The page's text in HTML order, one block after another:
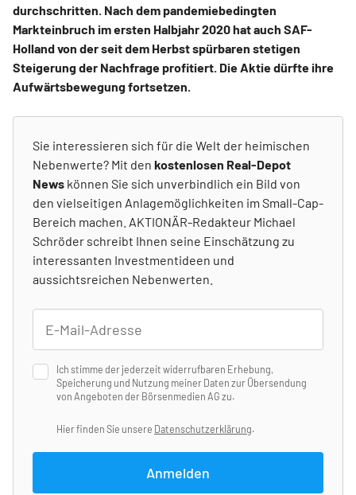
durchschritten. Nach dem pandemiebedingten
Markteinbruch im ersten Halbjahr 2020 hat auch SAF-
Holland von der seit dem Herbst spürbaren stetigen
Steigerung der Nachfrage profitiert. Die Aktie dürfte ihre
Aufwärtsbewegung fortsetzen.
Sie interessieren sich für die Welt der heimischen
Nebenwerte? Mit den kostenlosen Real-Depot
News können Sie sich unverbindlich ein Bild von
den vielseitigen Anlagemöglichkeiten im Small-Cap-
Bereich machen. AKTIONÄR-Redakteur Michael
Schröder schreibt Ihnen seine Einschätzung zu
interessanten Investmentideen und
aussichtsreichen Nebenwerten.
Ich stimme der jederzeit widerrufbaren Erhebung,
Speicherung und Nutzung meiner Daten zur Übersendung
von Angeboten der Börsenmedien AG zu.
Hier finden Sie unsere Datenschutzerklärung.
Anmelden